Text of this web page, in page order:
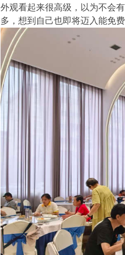
外观看起来很高级，以为不会
多，想到自己也即将迈入能免